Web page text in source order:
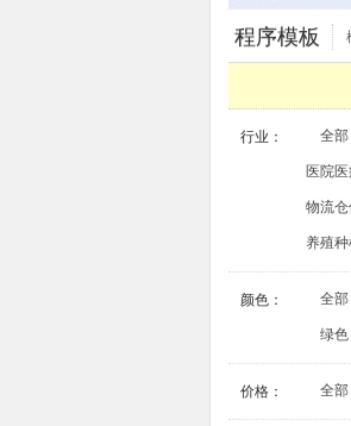
程序模板
行业： 全部
医院医
物流
养殖种
颜色： 全部
绿色
价格： 全部